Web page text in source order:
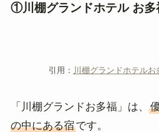
①川棚グランドホテル お多
引用： 川棚グランドホテルお
「川棚グランドお多福」は、
の中にある宿です。